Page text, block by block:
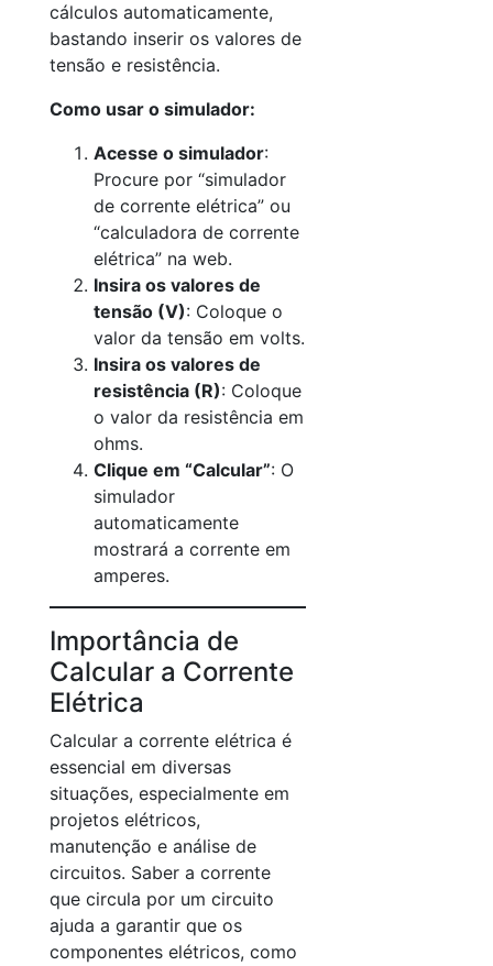
cálculos automaticamente,
bastando inserir os valores de
tensão e resistência.
Como usar o simulador:
Acesse o simulador:
Procure por “simulador
de corrente elétrica” ou
“calculadora de corrente
elétrica” na web.
Insira os valores de
tensão (V): Coloque o
valor da tensão em volts.
Insira os valores de
resistência (R): Coloque
o valor da resistência em
ohms.
Clique em “Calcular”: O
simulador
automaticamente
mostrará a corrente em
amperes.
Importância de
Calcular a Corrente
Elétrica
Calcular a corrente elétrica é
essencial em diversas
situações, especialmente em
projetos elétricos,
manutenção e análise de
circuitos. Saber a corrente
que circula por um circuito
ajuda a garantir que os
componentes elétricos, como